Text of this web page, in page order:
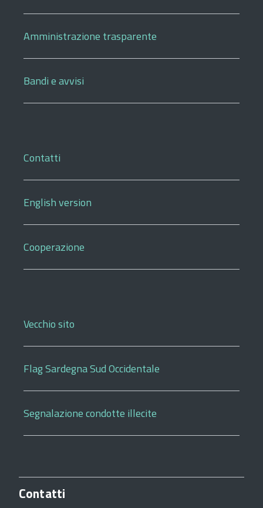
Amministrazione trasparente
Bandi e avvisi
Contatti
English version
Cooperazione
Vecchio sito
Flag Sardegna Sud Occidentale
Segnalazione condotte illecite
Contatti